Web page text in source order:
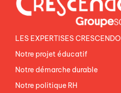
LES EXPERTISES CRESCENDO
Notre projet éducatif
Notre démarche durable
Notre politique RH